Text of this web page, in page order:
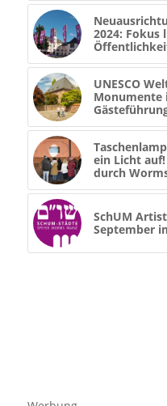
2024: Fokus
UNESCO
Monumente
ein Licht
durch
SchUM
September